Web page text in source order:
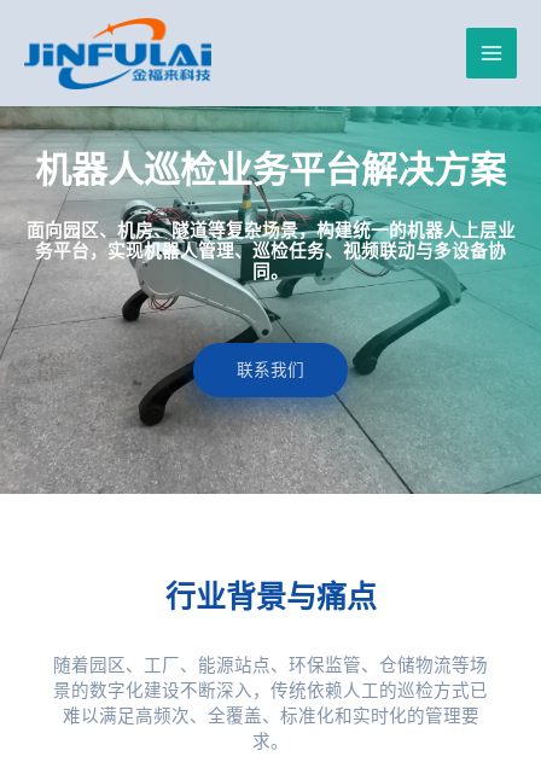
Main
机器人巡检业务平台解决方案
面向园区、机房、隧道等复杂场景，构建统一的机器人上层业
务平台，实现机器人管理、巡检任务、视频联动与多设备协
同。
联系我们
行业背景与痛点
随着园区、工厂、能源站点、环保监管、仓储物流等场
景的数字化建设不断深入，传统依赖人工的巡检方式已
难以满足高频次、全覆盖、标准化和实时化的管理要
求。